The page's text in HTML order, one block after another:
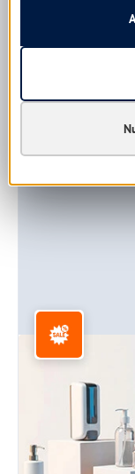
Hygiene- und
und Großküchen.
Angebote
Aktuelle
ausgewählte
Mehr erfahren